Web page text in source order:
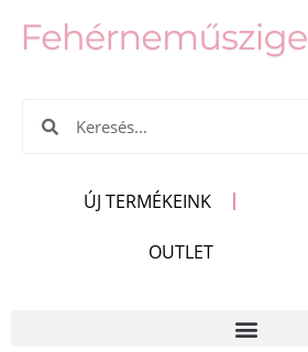
ÚJ TERMÉKEINK
OUTLET